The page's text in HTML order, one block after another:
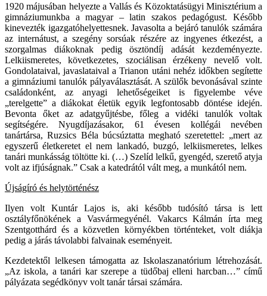
1920 májusában helyezte a Vallás és Közoktatásügyi Minisztérium a
gimnáziumunkba a magyar – latin szakos pedagógust. Később
kinevezték igazgatóhelyettesnek. Javasolta a bejáró tanulók számára
az internátust, a szegény sorsúak részére az ingyenes étkezést, a
szorgalmas diákoknak pedig ösztöndíj adását kezdeményezte.
Lelkiismeretes, következetes, szociálisan érzékeny nevelő volt.
Gondolataival, javaslataival a Trianon utáni nehéz időkben segítette
a gimnáziumi tanulók pályaválasztását. A szülők bevonásával szinte
családonként, az anyagi lehetőségeiket is figyelembe véve
„terelgette” a diákokat életük egyik legfontosabb döntése idején.
Bevonta őket az adatgyűjtésbe, főleg a vidéki tanulók voltak
segítségére. Nyugdíjazásakor, 61 évesen kollégái nevében
tanártársa, Ruzsics Béla búcsúztatta megható szeretettel: „mert az
egyszerű életkeretet el nem lankadó, buzgó, lelkiismeretes, lelkes
tanári munkásság töltötte ki. (…) Szelíd lelkű, gyengéd, szerető atyja
volt az ifjúságnak.” Csak a katedrától vált meg, a munkától nem.
Újságíró és helytörténész
Ilyen volt Kuntár Lajos is, aki később tudósító társa is lett
osztályfőnökének a Vasvármegyénél. Vakarcs Kálmán írta meg
Szentgotthárd és a közvetlen környékben történteket, volt diákja
pedig a járás távolabbi falvainak eseményeit.
Kezdetektől lelkesen támogatta az Iskolaszanatórium létrehozását.
„Az iskola, a tanári kar szerepe a tüdőbaj elleni harcban…” című
pályázata segédkönyv volt tanár társai számára.